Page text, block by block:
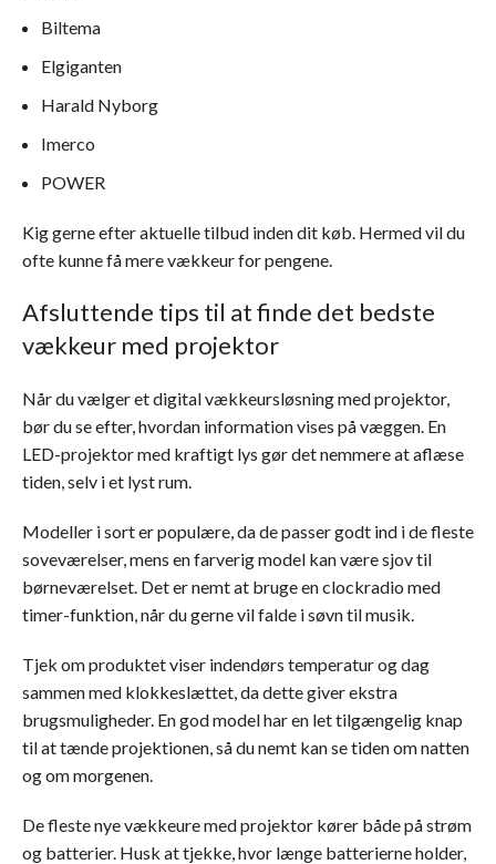
Biltema
Elgiganten
Harald Nyborg
Imerco
POWER
Kig gerne efter aktuelle tilbud inden dit køb. Hermed vil du
ofte kunne få mere vækkeur for pengene.
Afsluttende tips til at finde det bedste
vækkeur med projektor
Når du vælger et digital vækkeursløsning med projektor,
bør du se efter, hvordan information vises på væggen. En
LED-projektor med kraftigt lys gør det nemmere at aflæse
tiden, selv i et lyst rum.
Modeller i sort er populære, da de passer godt ind i de fleste
soveværelser, mens en farverig model kan være sjov til
børneværelset. Det er nemt at bruge en clockradio med
timer-funktion, når du gerne vil falde i søvn til musik.
Tjek om produktet viser indendørs temperatur og dag
sammen med klokkeslættet, da dette giver ekstra
brugsmuligheder. En god model har en let tilgængelig knap
til at tænde projektionen, så du nemt kan se tiden om natten
og om morgenen.
De fleste nye vækkeure med projektor kører både på strøm
og batterier. Husk at tjekke, hvor længe batterierne holder,